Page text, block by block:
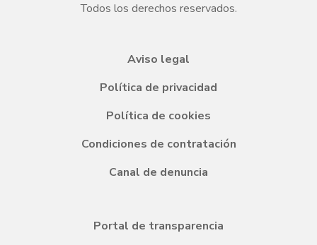
Todos los derechos reservados.
Aviso legal
Política de privacidad
Política de cookies
Condiciones de contratación
Canal de denuncia
Portal de transparencia